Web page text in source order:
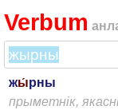
Verbum
жы́рны
прыметнік,